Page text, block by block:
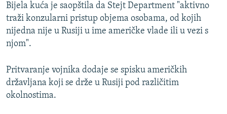
Bijela kuća je saopštila da Stejt Department "aktivno
traži konzularni pristup objema osobama, od kojih
nijedna nije u Rusiji u ime američke vlade ili u vezi s
njom".
Pritvaranje vojnika dodaje se spisku američkih
državljana koji se drže u Rusiji pod različitim
okolnostima.